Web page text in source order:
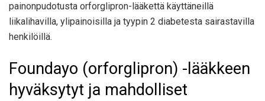
painonpudotusta orforglipron-lääkettä käyttäneillä
liikalihavilla, ylipainoisilla ja tyypin 2 diabetesta sairastavilla
henkilöillä.
Foundayo (orforglipron) -lääkkeen
hyväksytyt ja mahdolliset